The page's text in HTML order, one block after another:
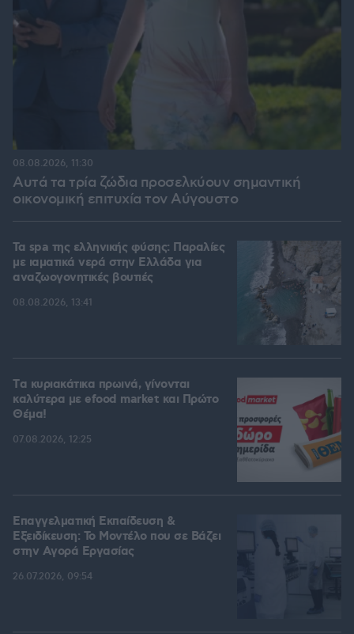
Αυτά τα τρία ζώδια προσελκύουν σημαντική
οικονομική επιτυχία τον Αύγουστο
08.08.2026, 11:30
Τα spa της ελληνικής φύσης: Παραλίες
με ιαματικά νερά στην Ελλάδα για
αναζωογονητικές βουτιές
08.08.2026, 13:41
Tα κυριακάτικα πρωινά, γίνονται
καλύτερα με efood market και Πρώτο
Θέμα!
07.08.2026, 12:25
Επαγγελματική Εκπαίδευση &
Εξειδίκευση: Το Mοντέλο που σε Bάζει
στην Aγορά Eργασίας
26.07.2026, 09:54